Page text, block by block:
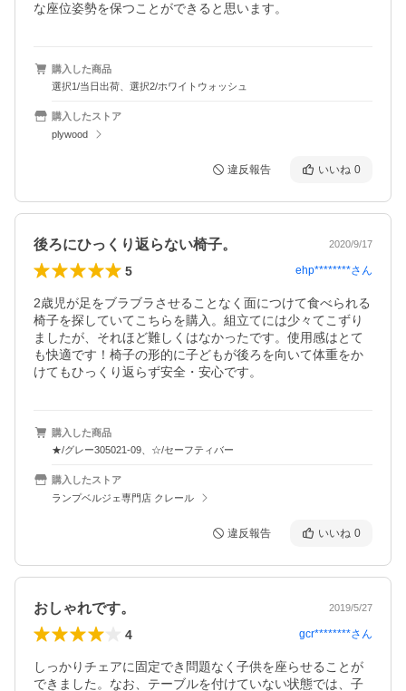
な座位姿勢を保つことができると思います。
購入した商品
選択1/当日出荷、選択2/ホワイトウォッシュ
購入したストア
plywood
違反報告 いいね 0
後ろにひっくり返らない椅子。 2020/9/17
5 ehp********さん
2歳児が足をブラブラさせることなく面につけて食べられる
椅子を探していてこちらを購入。組立てには少々てこずり
ましたが、それほど難しくはなかったです。使用感はとて
も快適です！椅子の形的に子どもが後ろを向いて体重をか
けてもひっくり返らず安全・安心です。
購入した商品
★/グレー305021-09、☆/セーフティバー
購入したストア
ランプベルジェ専門店 クレール
違反報告 いいね 0
おしゃれです。 2019/5/27
4 gcr********さん
しっかりチェアに固定でき問題なく子供を座らせることが
できました。なお、テーブルを付けていない状態では、子